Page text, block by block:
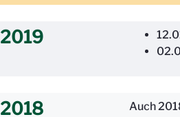
2019
2018 Auch